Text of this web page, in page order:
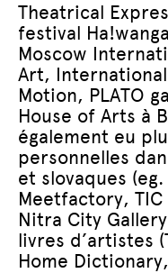
Theatrical
festival
Moscow
Art,
Motion, PLATO
House of Arts à
également eu
personnelles
et slovaques (eg.
Meetfactory,
Nitra City
livres d’artistes
Home